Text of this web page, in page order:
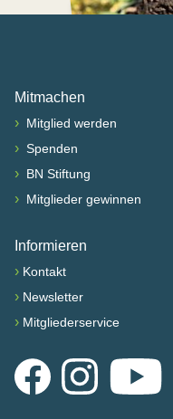
Mitmachen
› Mitglied werden
› Spenden
› BN Stiftung
› Mitglieder gewinnen
Informieren
› Kontakt
› Newsletter
› Mitgliederservice
FacebookInstagramYouTube